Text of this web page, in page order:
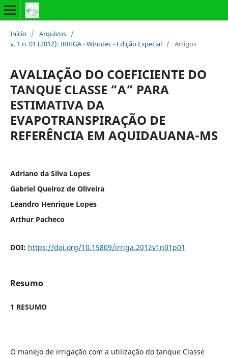
Início / Arquivos /
v. 1 n. 01 (2012): IRRIGA - Winotec - Edição Especial / Artigos
AVALIAÇÃO DO COEFICIENTE DO
TANQUE CLASSE “A” PARA
ESTIMATIVA DA
EVAPOTRANSPIRAÇÃO DE
REFERÊNCIA EM AQUIDAUANA-MS
Adriano da Silva Lopes
Gabriel Queiroz de Oliveira
Leandro Henrique Lopes
Arthur Pacheco
DOI: https://doi.org/10.15809/irriga.2012v1n01p01
Resumo
1 RESUMO
O manejo de irrigação com a utilização do tanque Classe